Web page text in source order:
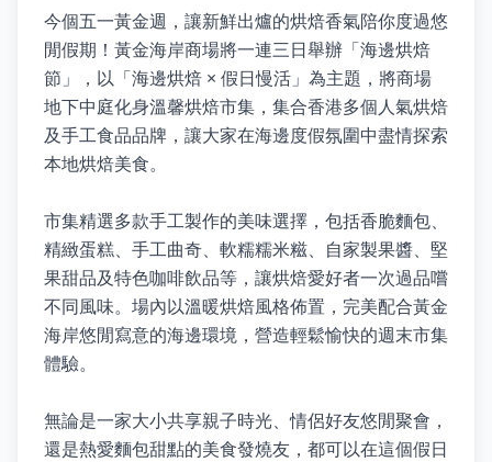
今個五一黃金週，讓新鮮出爐的烘焙香氣陪你度過悠
閒假期！黃金海岸商場將一連三日舉辦「海邊烘焙
節」，以「海邊烘焙 × 假日慢活」為主題，將商場
地下中庭化身溫馨烘焙市集，集合香港多個人氣烘焙
及手工食品品牌，讓大家在海邊度假氛圍中盡情探索
本地烘焙美食。
市集精選多款手工製作的美味選擇，包括香脆麵包、
精緻蛋糕、手工曲奇、軟糯糯米糍、自家製果醬、堅
果甜品及特色咖啡飲品等，讓烘焙愛好者一次過品嚐
不同風味。場內以溫暖烘焙風格佈置，完美配合黃金
海岸悠閒寫意的海邊環境，營造輕鬆愉快的週末市集
體驗。
無論是一家大小共享親子時光、情侶好友悠閒聚會，
還是熱愛麵包甜點的美食發燒友，都可以在這個假日